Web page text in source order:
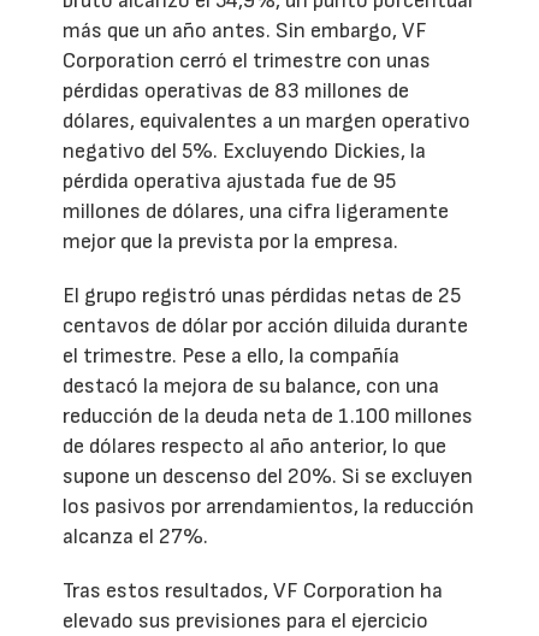
más que un año antes. Sin embargo, VF
Corporation cerró el trimestre con unas
pérdidas operativas de 83 millones de
dólares, equivalentes a un margen operativo
negativo del 5%. Excluyendo Dickies, la
pérdida operativa ajustada fue de 95
millones de dólares, una cifra ligeramente
mejor que la prevista por la empresa.
El grupo registró unas pérdidas netas de 25
centavos de dólar por acción diluida durante
el trimestre. Pese a ello, la compañía
destacó la mejora de su balance, con una
reducción de la deuda neta de 1.100 millones
de dólares respecto al año anterior, lo que
supone un descenso del 20%. Si se excluyen
los pasivos por arrendamientos, la reducción
alcanza el 27%.
Tras estos resultados, VF Corporation ha
elevado sus previsiones para el ejercicio